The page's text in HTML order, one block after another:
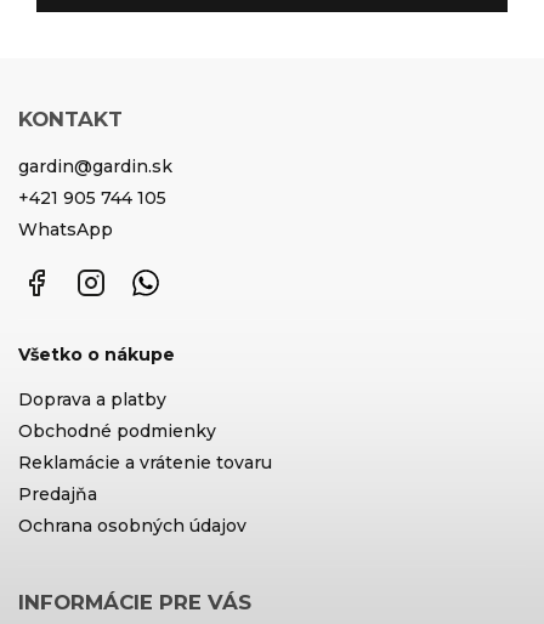
KONTAKT
gardin@gardin.sk
+421 905 744 105
WhatsApp
FacebookInstagram
Všetko o nákupe
Doprava a platby
Obchodné podmienky
Reklamácie a vrátenie tovaru
Predajňa
Ochrana osobných údajov
INFORMÁCIE PRE VÁS